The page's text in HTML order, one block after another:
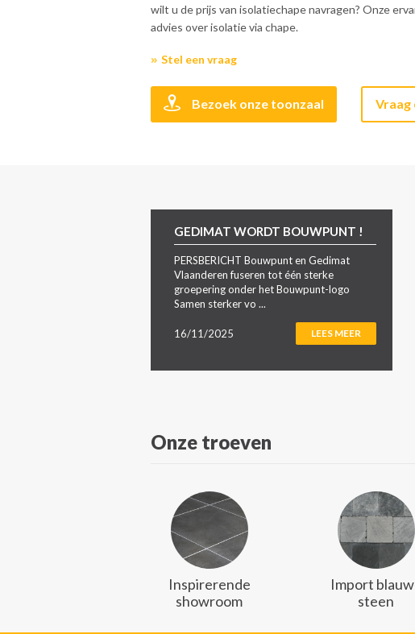
wilt u de prijs van isolatiechape navragen? Onze
advies over isolatie via chape.
Stel een vraag
Bezoek onze toonzaal
GEDIMAT WORDT BOUWPUNT !
PERSBERICHT Bouwpunt en Gedimat
Vlaanderen fuseren tot één sterke
groepering onder het Bouwpunt-logo
Samen sterker vo ...
16/11/2025 LEES MEER
Onze troeven
Inspirerende
showroom
Import
steen